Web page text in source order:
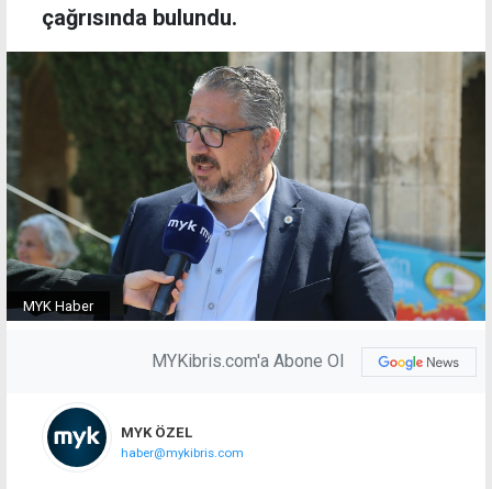
çağrısında bulundu.
MYK Haber
MYKibris.com'a Abone Ol
MYK ÖZEL
haber@mykibris.com